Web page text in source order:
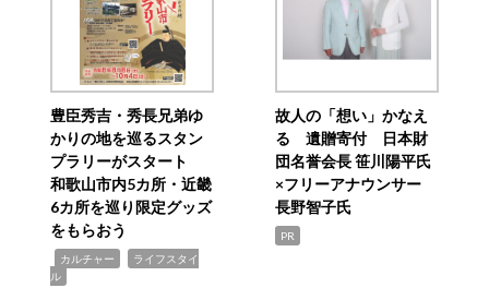
豊臣秀吉・秀長兄弟ゆ
かりの地を巡るスタン
プラリーがスタート
和歌山市内5カ所・近畿
6カ所を巡り限定グッズ
をもらおう
カルチャー
ライフスタイ
ル
故人の「想い」かなえ
る 遺贈寄付 日本財
団名誉会長 笹川陽平氏
×フリーアナウンサー
長野智子氏
PR